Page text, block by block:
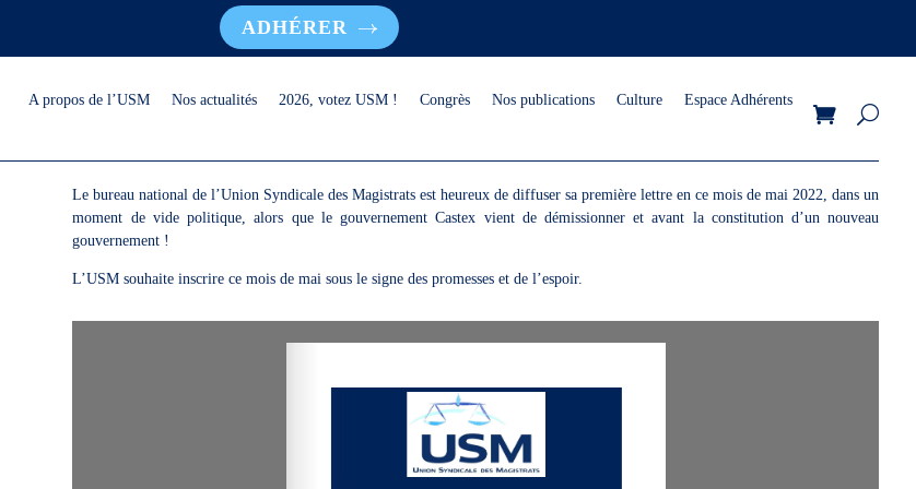
ADHÉRER
A propos de l’USM Nos actualités 2026, votez USM ! Congrès Nos publications Culture Espace Adhérents
Le bureau national de l’Union Syndicale des Magistrats est heureux de diffuser sa première lettre en ce mois de mai 2022, dans un
moment de vide politique, alors que le gouvernement Castex vient de démissionner et avant la constitution d’un nouveau
gouvernement !
L’USM souhaite inscrire ce mois de mai sous le signe des promesses et de l’espoir.